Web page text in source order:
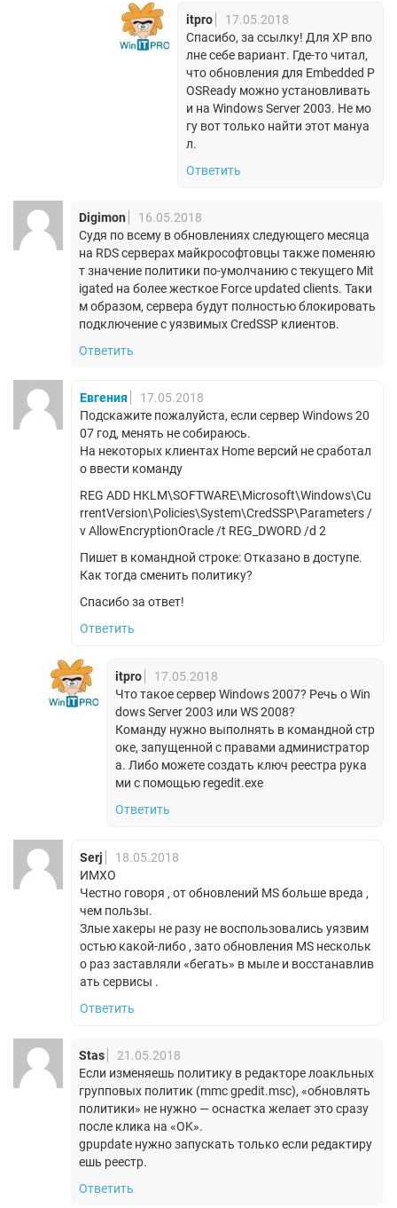
itpro
17.05.2018
Спасибо, за ссылку! Для XP впо
лне себе вариант. Где-то читал,
что обновления для Embedded P
OSReady можно установливать
и на Windows Server 2003. Не мо
гу вот только найти этот мануа
л.
Ответить
Digimon
16.05.2018
Судя по всему в обновлениях следующего месяца
на RDS серверах майкрософтовцы также поменяю
т значение политики по-умолчанию с текущего Mit
igated на более жесткое Force updated clients. Таки
м образом, сервера будут полностью блокировать
подключение с уязвимых CredSSP клиентов.
Ответить
Евгения
17.05.2018
Подскажите пожалуйста, если сервер Windows 20
07 год, менять не собираюсь.
На некоторых клиентах Home версий не сработал
о ввести команду
REG ADD HKLM\SOFTWARE\Microsoft\Windows\Cu
rrentVersion\Policies\System\CredSSP\Parameters /
v AllowEncryptionOracle /t REG_DWORD /d 2
Пишет в командной строке: Отказано в доступе.
Как тогда сменить политику?
Спасибо за ответ!
Ответить
itpro
17.05.2018
Что такое cервер Windows 2007? Речь о Win
dows Server 2003 или WS 2008?
Команду нужно выполнять в командной стр
оке, запущенной с правами администратор
а. Либо можете создать ключ реестра рука
ми с помощью regedit.exe
Ответить
Serj
18.05.2018
ИМХО
Честно говоря , от обновлений MS больше вреда ,
чем пользы.
Злые хакеры не разу не воспользовались уязвим
остью какой-либо , зато обновления MS нескольк
о раз заставляли «бегать» в мыле и восстанавлив
ать сервисы .
Ответить
Stas
21.05.2018
Если изменяешь политику в редакторе лоакльных
групповых политик (mmc gpedit.msc), «обновлять
политики» не нужно — оснастка желает это сразу
после клика на «OK».
gpupdate нужно запускать только если редактиру
ешь реестр.
Ответить